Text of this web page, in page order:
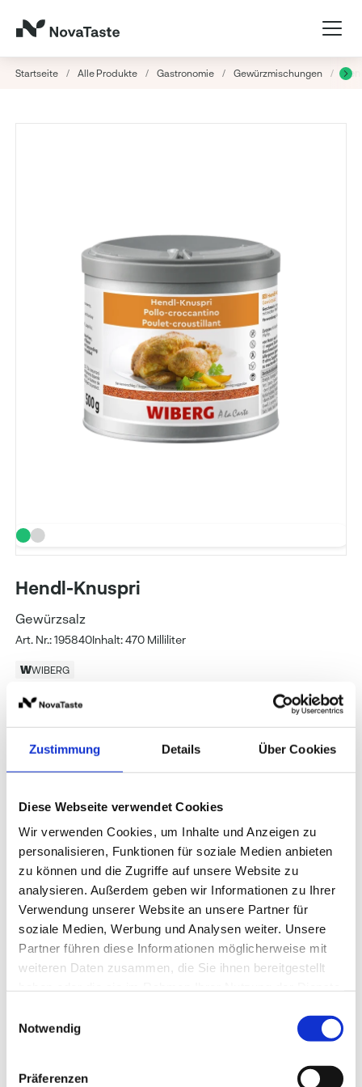
Zustimmung Details Über Cookies
Diese Webseite verwendet Cookies
Wir verwenden Cookies, um Inhalte und Anzeigen zu
personalisieren, Funktionen für soziale Medien anbieten
zu können und die Zugriffe auf unsere Website zu
analysieren. Außerdem geben wir Informationen zu Ihrer
Verwendung unserer Website an unsere Partner für
soziale Medien, Werbung und Analysen weiter. Unsere
Partner führen diese Informationen möglicherweise mit
weiteren Daten zusammen, die Sie ihnen bereitgestellt
Notwendig
Präferenzen
Startseite / Alle Produkte / Gastronomie / Gewürzmischungen /
Hendl-Knuspri
Gewürzsalz
Art. Nr.: 195840Inhalt: 470 Milliliter
WIBERG
470 Milliliter
Preise und Verfügbarkeit sehen unsere
eingeloggten Geschäftskunden.
Beschreibung Produktinformationen Lagerung
Beschreibung
Wer liebt es nicht, das knusprige Brathendl im
intensivem Kümmel- und Paprikageschmack überdies
Produktinformationen
Zutaten
Lagerung und Verpackung
Lagerung
Nährwertangaben je 100 g
Energie 56 kcal / 236 kJ
1,8 g
Optik und Geschmack
Geschmack